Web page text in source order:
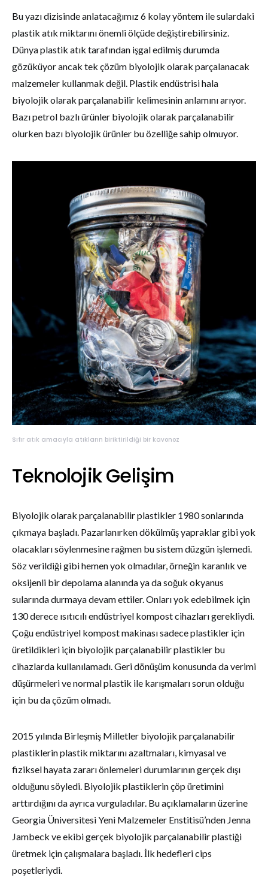
Bu yazı dizisinde anlatacağımız 6 kolay yöntem ile sulardaki
plastik atık miktarını önemli ölçüde değiştirebilirsiniz.
Dünya plastik atık tarafından işgal edilmiş durumda
gözüküyor ancak tek çözüm biyolojik olarak parçalanacak
malzemeler kullanmak değil. Plastik endüstrisi hala
biyolojik olarak parçalanabilir kelimesinin anlamını arıyor.
Bazı petrol bazlı ürünler biyolojik olarak parçalanabilir
olurken bazı biyolojik ürünler bu özelliğe sahip olmuyor.
Sıfır atık amacıyla atıkların biriktirildiği bir kavonoz
Teknolojik Gelişim
Biyolojik olarak parçalanabilir plastikler 1980 sonlarında
çıkmaya başladı. Pazarlanırken dökülmüş yapraklar gibi yok
olacakları söylenmesine rağmen bu sistem düzgün işlemedi.
Söz verildiği gibi hemen yok olmadılar, örneğin karanlık ve
oksijenli bir depolama alanında ya da soğuk okyanus
sularında durmaya devam ettiler. Onları yok edebilmek için
130 derece ısıtıcılı endüstriyel kompost cihazları gerekliydi.
Çoğu endüstriyel kompost makinası sadece plastikler için
üretildikleri için biyolojik parçalanabilir plastikler bu
cihazlarda kullanılamadı. Geri dönüşüm konusunda da verimi
düşürmeleri ve normal plastik ile karışmaları sorun olduğu
için bu da çözüm olmadı.
2015 yılında Birleşmiş Milletler biyolojik parçalanabilir
plastiklerin plastik miktarını azaltmaları, kimyasal ve
fiziksel hayata zararı önlemeleri durumlarının gerçek dışı
olduğunu söyledi. Biyolojik plastiklerin çöp üretimini
arttırdığını da ayrıca vurguladılar. Bu açıklamaların üzerine
Georgia Üniversitesi Yeni Malzemeler Enstitisü’nden Jenna
Jambeck ve ekibi gerçek biyolojik parçalanabilir plastiği
üretmek için çalışmalara başladı. İlk hedefleri cips
poşetleriydi.